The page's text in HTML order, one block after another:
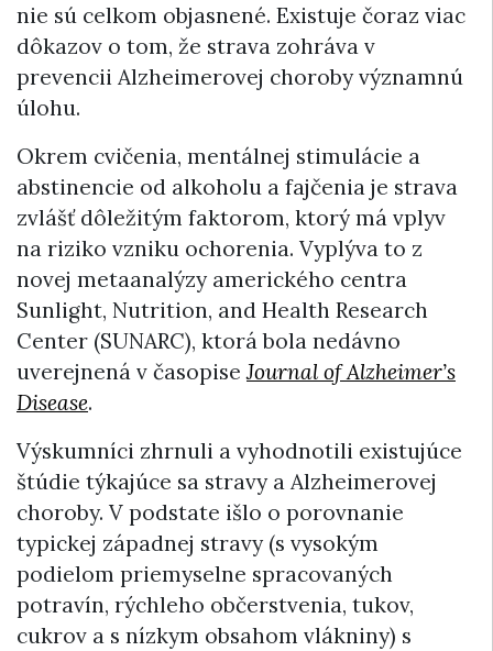
nie sú celkom objasnené. Existuje čoraz viac
dôkazov o tom, že strava zohráva v
prevencii Alzheimerovej choroby významnú
úlohu.
Okrem cvičenia, mentálnej stimulácie a
abstinencie od alkoholu a fajčenia je strava
zvlášť dôležitým faktorom, ktorý má vplyv
na riziko vzniku ochorenia. Vyplýva to z
novej metaanalýzy amerického centra
Sunlight, Nutrition, and Health Research
Center (SUNARC), ktorá bola nedávno
uverejnená v časopiseJournal of Alzheimer’s
Disease.
Výskumníci zhrnuli a vyhodnotili existujúce
štúdie týkajúce sa stravy a Alzheimerovej
choroby. V podstate išlo o porovnanie
typickej západnej stravy (s vysokým
podielom priemyselne spracovaných
potravín, rýchleho občerstvenia, tukov,
cukrov a s nízkym obsahom vlákniny) s